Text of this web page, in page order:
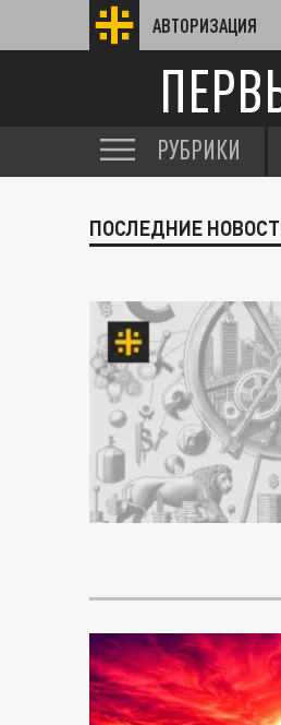
АВТОРИЗАЦИЯ
РУБРИКИ
ПОСЛЕДНИЕ